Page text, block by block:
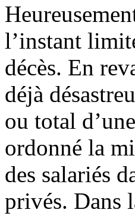
l’instant
décès. En
déjà
ou total
ordonné la
des salariés
privés. Dans